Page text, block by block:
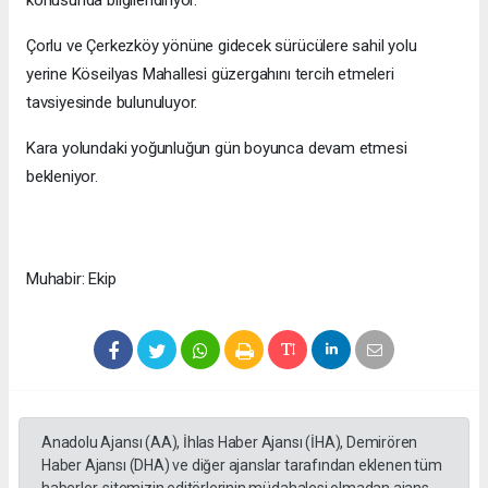
Çorlu ve Çerkezköy yönüne gidecek sürücülere sahil yolu
yerine Köseilyas Mahallesi güzergahını tercih etmeleri
tavsiyesinde bulunuluyor.
Kara yolundaki yoğunluğun gün boyunca devam etmesi
bekleniyor.
Muhabir: Ekip
Anadolu Ajansı (AA), İhlas Haber Ajansı (İHA), Demirören
Haber Ajansı (DHA) ve diğer ajanslar tarafından eklenen tüm